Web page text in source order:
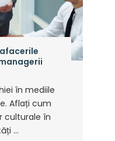
în mediile
Aflați cum
culturale în
...